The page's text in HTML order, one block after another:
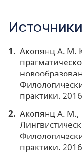
Источники
Акопянц А. М.
практики.
Акопянц А. М.,
практики.